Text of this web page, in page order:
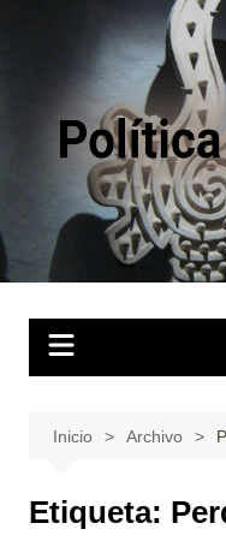
Inicio Archivo
Etiqueta: